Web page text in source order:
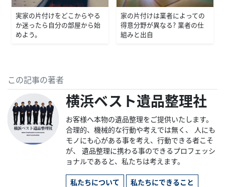
実家の片付けをどこからやる
か迷ったら自分の部屋から始
めよう。
家の片付けは業者によっての
得意分野が異なる？ 業者の仕
組みと出自
この記事の著者
横浜ベスト遺品整理社
お客様へ本物の遺品整理をご提供いたします。
合理的、機械的な行動や考えでは無く、 人にも
モノにも心がある事を考え、行動できる者こそ
が、 遺品整理に携わる事のできるプロフェッシ
ョナルであると、私たちは考えます。
私たちについて 私たちにできること